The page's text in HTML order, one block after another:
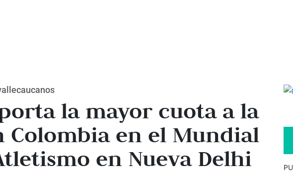
la mayor cuota a la
Colombia en el Mundial
en Nueva Delhi